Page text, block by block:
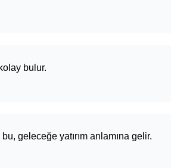
bulur.
geleceğe yatırım anlamına gelir.